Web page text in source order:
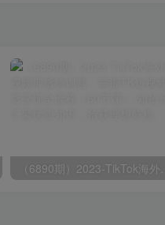
（6890期）2023-